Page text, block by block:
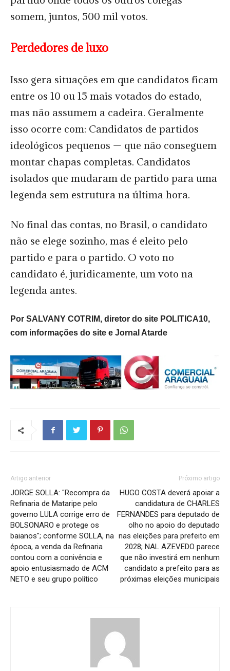
somem, juntos, 500 mil votos.
Perdedores de luxo
Isso gera situações em que candidatos ficam
entre os 10 ou 15 mais votados do estado,
mas não assumem a cadeira. Geralmente
isso ocorre com: Candidatos de partidos
ideológicos pequenos — que não conseguem
montar chapas completas. Candidatos
isolados que mudaram de partido para uma
legenda sem estrutura na última hora.
No final das contas, no Brasil, o candidato
não se elege sozinho, mas é eleito pelo
partido e para o partido. O voto no
candidato é, juridicamente, um voto na
legenda antes.
Por SALVANY COTRIM, diretor do site POLITICA10,
com informações do site e Jornal Atarde
Artigo anterior
JORGE SOLLA: "Recompra da
Refinaria de Mataripe pelo
governo LULA corrige erro de
BOLSONARO e protege os
baianos"; conforme SOLLA, na
época, a venda da Refinaria
contou com a conivência e
apoio entusiasmado de ACM
NETO e seu grupo político
Próximo artigo
HUGO COSTA deverá apoiar a
candidatura de CHARLES
FERNANDES para deputado de
olho no apoio do deputado
nas eleições para prefeito em
2028; NAL AZEVEDO parece
que não investirá em nenhum
candidato a prefeito para as
próximas eleições municipais